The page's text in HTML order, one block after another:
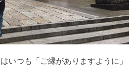
いつも「ご縁がありますように」